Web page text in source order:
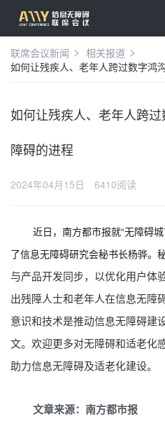
联席会议新闻
相关报道
如何让残疾人、老年人跨过数字鸿
如何让残疾人、老年人跨
障碍的进程
2024年04月15日 6410阅读
近日，南方都市报就“无障碍
了信息无障碍研究会秘书长杨骅。
与产品开发同步，以优化用户体
出残障人士和老年人在信息无障
意识和技术是推动信息无障碍建
文。欢迎更多对无障碍和适老化
助力信息无障碍及适老化建设。
文章来源：南方都市报